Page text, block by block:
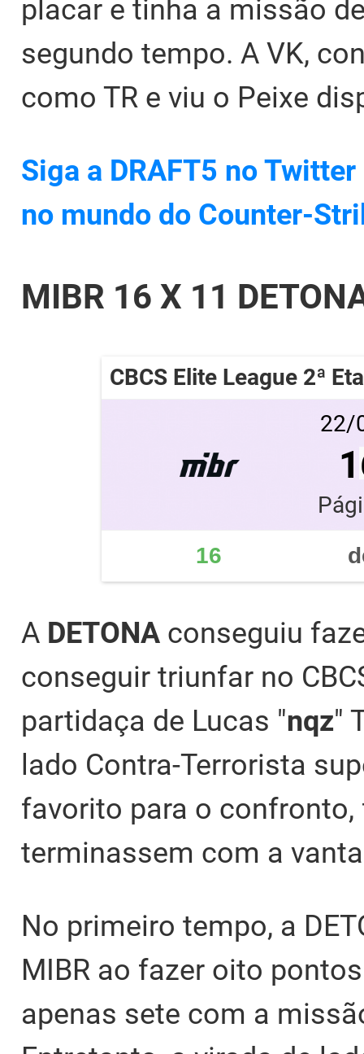
placar e tinha a missão
segundo tempo. A VK,
como TR e viu o Peixe
Siga a DRAFT5 no
no mundo do Counter-
MIBR 16 X 11
CBCS Elite League 2ª
22/
16
A DETONA conseguiu
conseguir triunfar no
partidaça de Lucas "nqz"
lado Contra-Terrorista
favorito para o
terminassem com a
No primeiro tempo, a
MIBR ao fazer oito
apenas sete com a